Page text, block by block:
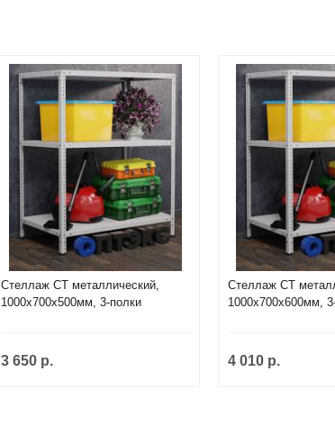
Стеллаж СТ металлический,
1000х700х500мм, 3-полки
3 650 р.
Стеллаж СТ
1000х700х600мм,
4 010 р.